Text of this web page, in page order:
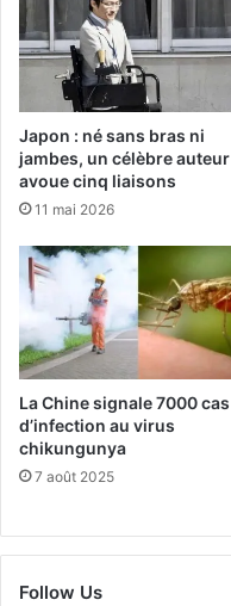
Japon : né sans bras ni
jambes, un célèbre auteur
avoue cinq liaisons
11 mai 2026
La Chine signale 7000 cas
d’infection au virus
chikungunya
7 août 2025
Follow Us